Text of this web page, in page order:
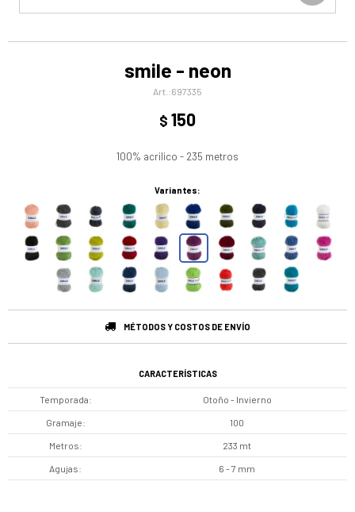
smile - neon
697335
$ 150
100% acrilico - 235 metros
Variantes:
MÉTODOS Y COSTOS DE ENVÍO
CARACTERÍSTICAS
Temporada Otoño - Invierno
Gramaje 100
Metros 233 mt
Agujas 6 - 7 mm